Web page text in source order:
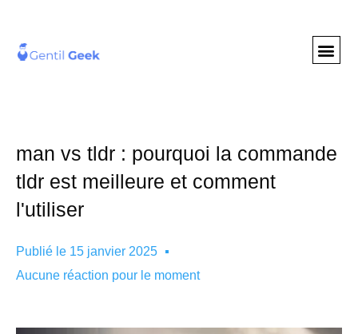
man vs tldr : pourquoi la commande
tldr est meilleure et comment
l'utiliser
Publié le 15 janvier 2025
Aucune réaction pour le moment